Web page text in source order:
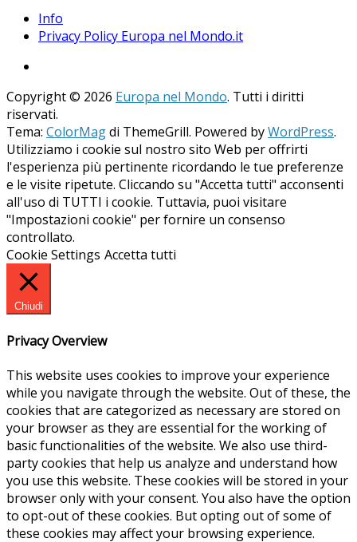
Info
Privacy Policy Europa nel Mondo.it
Copyright © 2026 Europa nel Mondo. Tutti i diritti
riservati.
Tema: ColorMagdi ThemeGrill. Powered byWordPress.
Utilizziamo i cookie sul nostro sito Web per offrirti
l'esperienza più pertinente ricordando le tue preferenze
e le visite ripetute. Cliccando su "Accetta tutti" acconsenti
all'uso di TUTTI i cookie. Tuttavia, puoi visitare
"Impostazioni cookie" per fornire un consenso
controllato.
Cookie Settings Accetta tutti
Chiudi
Privacy Overview
This website uses cookies to improve your experience
while you navigate through the website. Out of these, the
cookies that are categorized as necessary are stored on
your browser as they are essential for the working of
basic functionalities of the website. We also use third-
party cookies that help us analyze and understand how
you use this website. These cookies will be stored in your
browser only with your consent. You also have the option
to opt-out of these cookies. But opting out of some of
these cookies may affect your browsing experience.